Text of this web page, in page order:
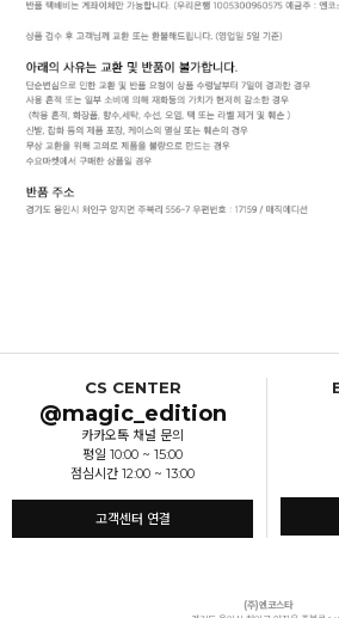
CS CENTER
@magic_edition
카카오톡 채널 문의
평일 10:00 ~ 15:00
점심시간 12:00 ~ 13:00
고객센터 연결
(주)엔코스타